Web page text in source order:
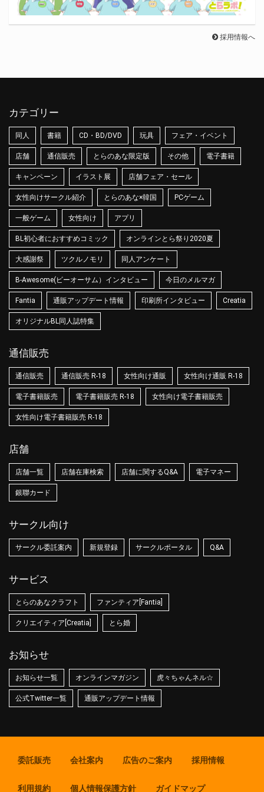
採用情報へ
カテゴリー
同人 書籍 CD・BD/DVD 玩具 フェア・イベント
店舗 通信販売 とらのあな限定版 その他 電子書籍
キャンペーン イラスト展 店舗フェア・セール
女性向けサークル紹介 とらのあな×韓国 PCゲーム
一般ゲーム 女性向け アプリ
BL初心者におすすめコミック オンラインとら祭り2020夏
大感謝祭 ツクルノモリ 同人アンケート
B-Awesome(ビーオーサム）インタビュー 今日のメルマガ
Fantia 通販アップデート情報 印刷所インタビュー Creatia
オリジナルBL同人誌特集
通信販売
通信販売 通信販売 R-18 女性向け通販 女性向け通販 R-18
電子書籍販売 電子書籍販売 R-18 女性向け電子書籍販売
女性向け電子書籍販売 R-18
店舗
店舗一覧 店舗在庫検索 店舗に関するQ&A 電子マネー
銀聯カード
サークル向け
サークル委託案内 新規登録 サークルポータル Q&A
サービス
とらのあなクラフト ファンティア[Fantia]
クリエイティア[Creatia] とら婚
お知らせ
お知らせ一覧 オンラインマガジン 虎々ちゃんネル☆
公式Twitter一覧 通販アップデート情報
委託販売 会社案内 広告のご案内 採用情報
利用規約 個人情報保護方針 ガイドマップ